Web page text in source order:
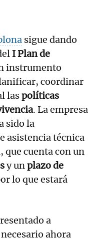
sigue dando
I Plan de
instrumento
coordinar
laspolíticas
. La empresa
sido la
asistencia técnica
que cuenta con un
y unplazo de
lo que estará
a
ahora